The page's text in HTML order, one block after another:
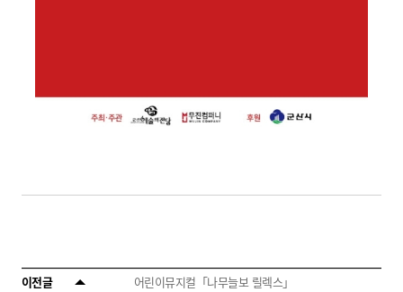
이전글
어린이뮤지컬「나무늘보 릴렉스」